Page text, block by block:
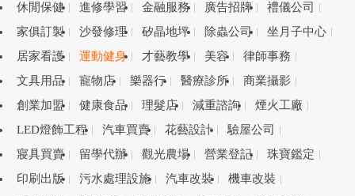
休閒保健
進修學習 金融服務 廣告招牌
禮儀公司
家俱訂製
沙發修理 矽晶地坪 除蟲公司
坐月子中心
居家看護
運動健身 才藝教學 美容
律師事務
文具用品
寵物店 樂器行 醫療診所
商業攝影
創業加盟
健康食品 理髮店 減重諮詢
煙火工廠
LED燈飾工程
汽車買賣 花藝設計
驗屋公司
寢具買賣
留學代辦 觀光農場 營業登記
珠寶鑑定
印刷出版
污水處理設施 汽車改裝
機車改裝